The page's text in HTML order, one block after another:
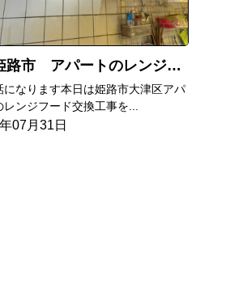
市 アパートのレンジフード交換
になります本日は姫路市大津区アパ
レンジフード交換工事を...
07月31日